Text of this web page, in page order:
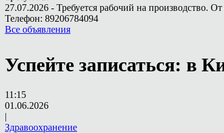
27.07.2026 - Требуется рабочий на производство.
Телефон: 89206784094
Все объявления
Успейте записаться: в
11:15
01.06.2026
|
Здравоохранение